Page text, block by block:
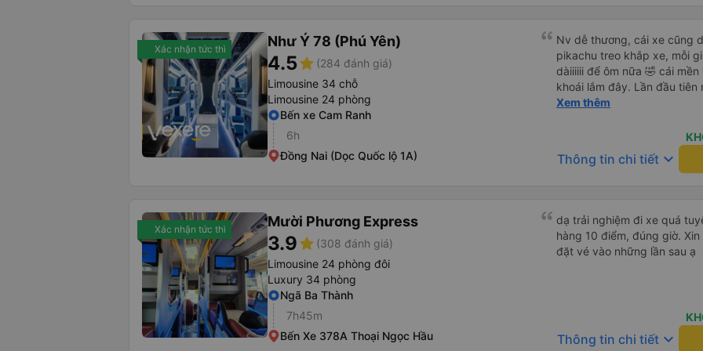
nào, &quot;B Bạn bị sao
bạn vậy?&quot; Bây giờ là
bằng xe bu lông Limousine.
tôi quá ngu ngốc. Tôi vẫn
nếu không có tài xế... Cảm
Xác nhận tức thì Như Ý 78 (Phú Yên)
4.5star (284 đánh giá)
Limousine 34 chỗ
Limousine 24 phòng
Bến xe Cam Ranh
6h
Đồng Nai (Dọc Quốc lộ 1A)
Nv dễ thương, cái xe cũng
pikachu treo khắp xe, mỗi
dàiiiiii để ôm nữa 🤣 cái
khoái lắm đây. Lần đầu tiên
bàn chải đánh răng. Có 2
Xem thêm
Thông tin chi tiết keyboard_arrow_down
Xác nhận tức thì Mười Phương Express
3.9star (308 đánh giá)
Limousine 24 phòng đôi
Luxury 34 phòng
Ngã Ba Thành
7h45m
Bến Xe 378A Thoại Ngọc Hầu
dạ trải nghiệm đi xe quá
hàng 10 điểm, đúng giờ.
đặt vé vào những lần sau ạ
Thông tin chi tiết keyboard_arrow_down